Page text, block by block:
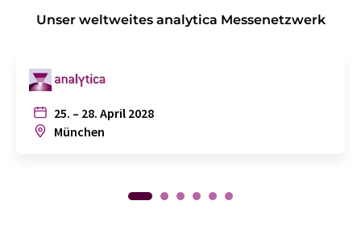
Unser weltweites analytica Messenetzwerk
25. – 28. April 2028
München